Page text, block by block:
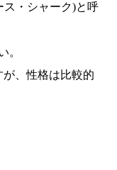
ス・シャーク)と呼
。
、性格は比較的